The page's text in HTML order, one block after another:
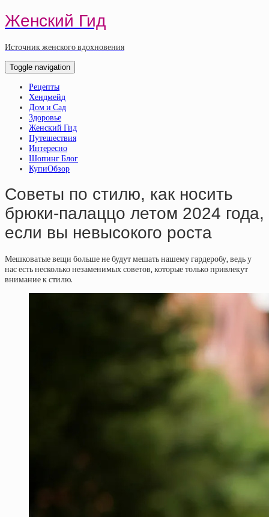
Женский Гид
Источник женского вдохновения
Toggle navigation
Рецепты
Хендмейд
Дом и Сад
Здоровье
Женский Гид
Путешествия
Интересно
Шопинг Блог
КупиОбзор
Советы по стилю, как носить
брюки-палаццо летом 2024 года,
если вы невысокого роста
Мешковатые вещи больше не будут мешать нашему гардеробу, ведь у
нас есть несколько незаменимых советов, которые только привлекут
внимание к стилю.